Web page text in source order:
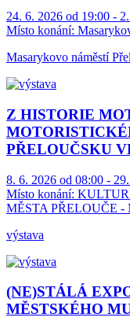
24. 6. 2026 od 19:00 -
Místo konání:
Masarykovo náměstí
Z HISTORIE
PŘELOUČSKU
8. 6. 2026 od 08:00 -
Místo konání:
MĚSTA PŘELOUČE -
výstava
(NE)STÁLÁ
MĚSTSKÉHO